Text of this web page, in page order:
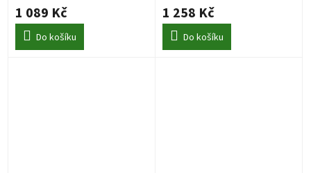
1 089 Kč
Do košíku
1 258 Kč
Do košíku